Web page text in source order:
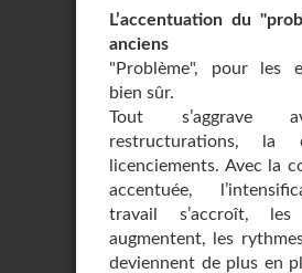
L’accentuation du
anciens
"Problème", pour les
bien sûr.
Tout s’aggrave
restructurations, la
licenciements. Avec la
accentuée,
travail s’accroît, les
augmentent, les
deviennent de plus en